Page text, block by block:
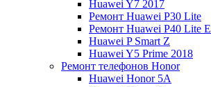
Huawei Y7 2017
Ремонт Huawei P30 Lite
Ремонт Huawei P40 Lite E
Huawei P Smart Z
Huawei Y5 Prime 2018
Ремонт телефонов Honor
Huawei Honor 5A